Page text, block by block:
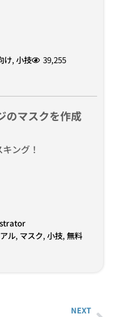
け, 小技 39,255
マスクを作成
ング！
ル, マスク, 小技, 無料
NEXT